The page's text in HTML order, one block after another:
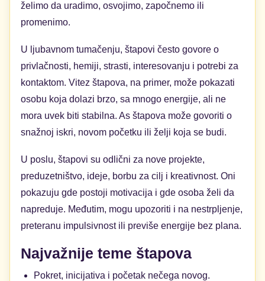
želimo da uradimo, osvojimo, započnemo ili
promenimo.
U ljubavnom tumačenju, štapovi često govore o
privlačnosti, hemiji, strasti, interesovanju i potrebi za
kontaktom. Vitez štapova, na primer, može pokazati
osobu koja dolazi brzo, sa mnogo energije, ali ne
mora uvek biti stabilna. As štapova može govoriti o
snažnoj iskri, novom početku ili želji koja se budi.
U poslu, štapovi su odlični za nove projekte,
preduzetništvo, ideje, borbu za cilj i kreativnost. Oni
pokazuju gde postoji motivacija i gde osoba želi da
napreduje. Međutim, mogu upozoriti i na nestrpljenje,
preteranu impulsivnost ili previše energije bez plana.
Najvažnije teme štapova
Pokret, inicijativa i početak nečega novog.